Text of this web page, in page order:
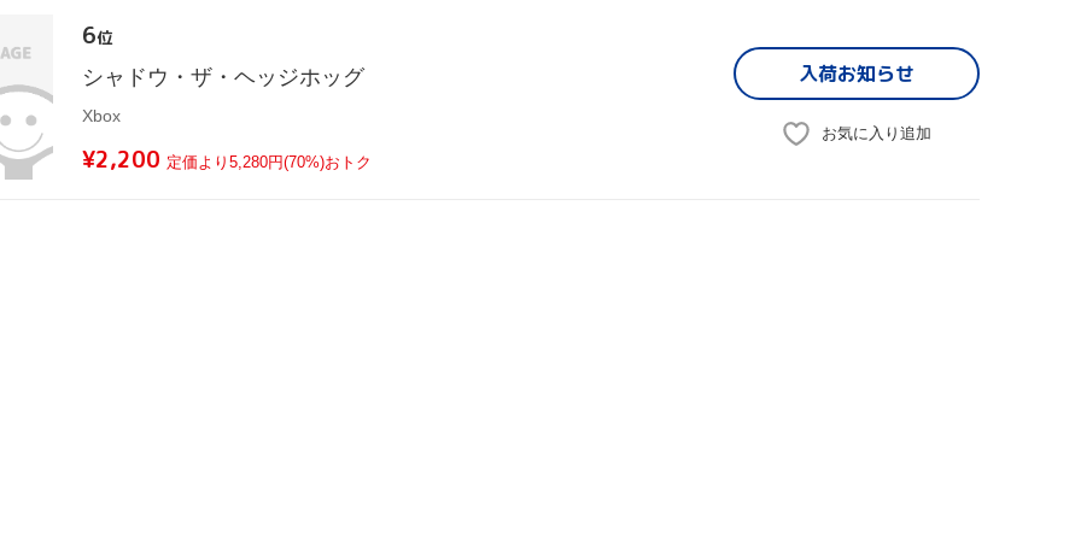
6位
シャドウ・ザ・ヘッジホッグ
Xbox
¥2,200 定価より5,280円(70%)おトク
入荷お知らせ
お気に入り追加